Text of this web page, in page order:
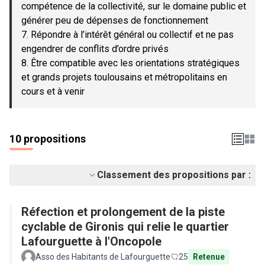
compétence de la collectivité, sur le domaine public et
générer peu de dépenses de fonctionnement
7. Répondre à l’intérêt général ou collectif et ne pas
engendrer de conflits d’ordre privés
8. Être compatible avec les orientations stratégiques
et grands projets toulousains et métropolitains en
cours et à venir
10 propositions
Classement des propositions par :
Réfection et prolongement de la piste
cyclable de Gironis qui relie le quartier
Lafourguette à l'Oncopole
Asso des Habitants de Lafourguette 25 Retenue